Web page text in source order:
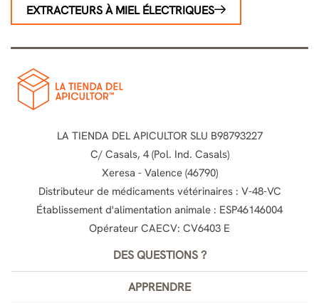
EXTRACTEURS À MIEL ÉLECTRIQUES
LA TIENDA DEL APICULTOR SLU B98793227
C/ Casals, 4 (Pol. Ind. Casals)
Xeresa - Valence (46790)
Distributeur de médicaments vétérinaires : V-48-VC
Établissement d'alimentation animale : ESP46146004
Opérateur CAECV: CV6403 E
DES QUESTIONS ?
APPRENDRE